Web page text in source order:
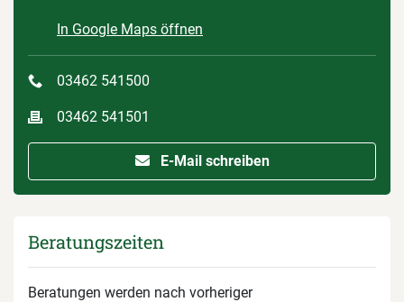
In Google Maps öffnen
03462 541500
03462 541501
E-Mail schreiben
Beratungszeiten
Beratungen werden nach vorheriger